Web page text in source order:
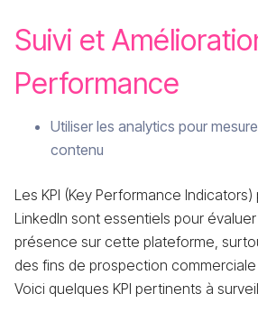
Suivi et
Performance
Utiliser les analytics pour
contenu
Les KPI (Key Performance
LinkedIn sont essentiels pour
présence sur cette plateforme,
des fins de prospection
Voici quelques KPI pertinents à